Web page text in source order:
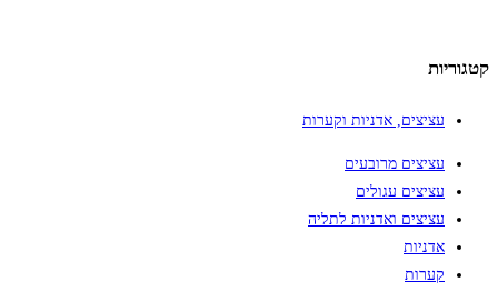
קטגוריות
עציצים, אדניות וקערות
עציצים מרובעים
עציצים עגולים
עציצים ואדניות לתליה
אדניות
קערות